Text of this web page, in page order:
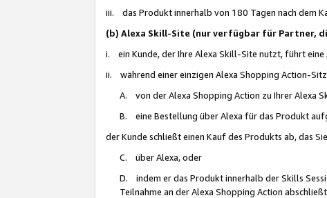
iii. das Produkt innerhalb von 180 Tagen nach dem
(b) Alexa Skill-Site (nur verfügbar für Partner,
i. ein Kunde, der Ihre Alexa Skill-Site nutzt, führt eine
ii. während einer einzigen Alexa Shopping Action-
A. von der Alexa Shopping Action zu Ihrer Alexa
B. eine Bestellung über Alexa für das Produkt
der Kunde schließt einen Kauf des Produkts ab, das
C. über Alexa, oder
D. indem er das Produkt innerhalb der Skills
Teilnahme an der Alexa Shopping Action